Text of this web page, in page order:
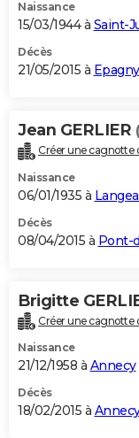
Naissance
15/03/1944 à Saint-
Décès
21/05/2015 à
Jean GERLIER
Créer une cagnotte
Naissance
06/01/1935 à
Décès
08/04/2015 à Pont-
Brigitte
Créer une cagnotte
Naissance
21/12/1958 à Annecy
Décès
18/02/2015 à